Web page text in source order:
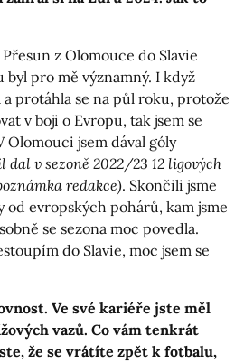
z Olomouce do Slavie
pro mě významný. I když
protáhla se na půl roku, protože
v boji o Evropu, tak jsem se
Olomouci jsem dával góly
dal v sezoně 2022/23 12 ligových
redakce). Skončili jsme
od evropských pohárů, kam jsme
se sezona moc povedla.
do Slavie, moc jsem se
Ve své kariéře jste měl
vazů. Co vám tenkrát
že se vrátíte zpět k fotbalu,